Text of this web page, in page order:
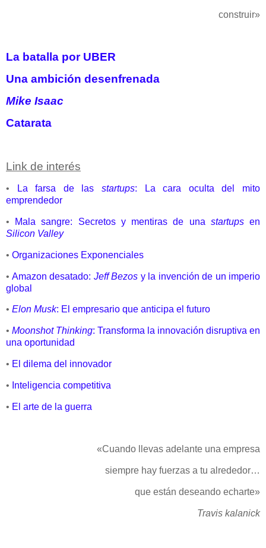
construir»
La batalla por UBER
Una ambición desenfrenada
Mike Isaac
Catarata
Link de interés
• La farsa de lasstartups: La cara oculta del mito
emprendedor
• Mala sangre: Secretos y mentiras de una startupsen
Silicon Valley
• Organizaciones Exponenciales
• Amazon desatado: Jeff Bezos y la invención de un imperio
global
• Elon Musk: El empresario que anticipa el futuro
• Moonshot Thinking: Transforma la innovación disruptiva en
una oportunidad
• El dilema del innovador
• Inteligencia competitiva
• El arte de la guerra
«Cuando llevas adelante una empresa
siempre hay fuerzas a tu alrededor…
que están deseando echarte»
Travis kalanick